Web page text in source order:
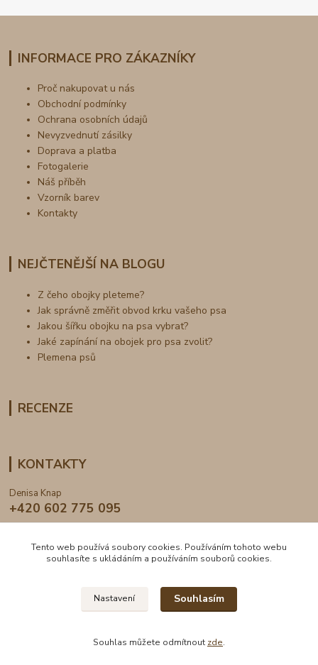
INFORMACE PRO ZÁKAZNÍKY
Proč nakupovat u nás
Obchodní podmínky
Ochrana osobních údajů
Nevyzvednutí zásilky
Doprava a platba
Fotogalerie
Náš příběh
Vzorník barev
Kontakty
NEJČTENĚJŠÍ NA BLOGU
Z čeho obojky pleteme?
Jak správně změřit obvod krku vašeho psa
Jakou šířku obojku na psa vybrat?
Jaké zapínání na obojek pro psa zvolit?
Plemena psů
RECENZE
KONTAKTY
Denisa Knap
+420 602 775 095
2024 © DogDen.cz, všechna práva vyhrazena
Tento web používá soubory cookies. Používáním tohoto webu
souhlasíte s ukládáním a používáním souborů cookies.
Nastavení Souhlasím
Souhlas můžete odmítnout zde.